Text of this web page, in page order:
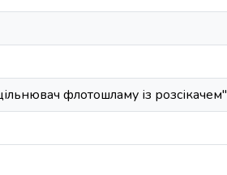
флотошламу із розсікачем"